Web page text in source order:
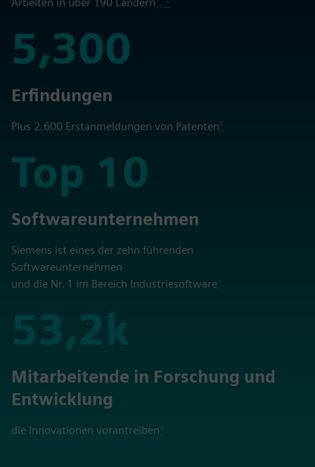
5,300
5,300
Erfindungen
Plus 2.600 Erstanmeldungen von Patenten³
Top 10
Top 10
Softwareunternehmen
Siemens ist eines der zehn führenden
Softwareunternehmen
und die Nr. 1 im Bereich Industriesoftware
53,2k
53,2k
Mitarbeitende in Forschung und
Entwicklung
die Innovationen vorantreiben